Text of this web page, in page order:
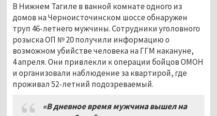
В Нижнем Тагиле в ванной комнате одного из
домов на Черноисточинском шоссе обнаружен
труп 46-летнего мужчины. Сотрудники уголовного
розыска ОП № 20 получили информацию о
возможном убийстве человека на ГГМ накануне,
4 апреля. Они привлекли к операции бойцов ОМОН
и организовали наблюдение за квартирой, где
проживал 52-летний подозреваемый.
«В дневное время мужчина вышел на